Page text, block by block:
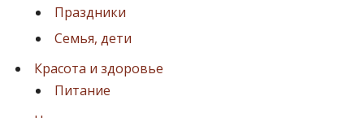
Праздники
Семья, дети
Красота и здоровье
Питание